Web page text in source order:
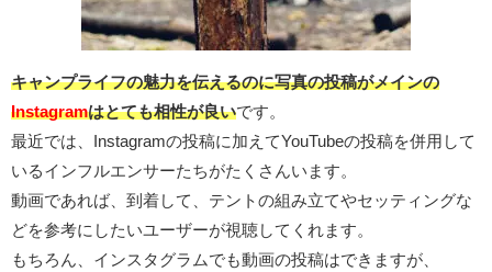
キャンプライフの魅力を伝えるのに写真の投稿がメインの
Instagramはとても相性が良いです。
最近では、Instagramの投稿に加えてYouTubeの投稿を併用して
いるインフルエンサーたちがたくさんいます。
動画であれば、到着して、テントの組み立てやセッティングな
どを参考にしたいユーザーが視聴してくれます。
もちろん、インスタグラムでも動画の投稿はできますが、